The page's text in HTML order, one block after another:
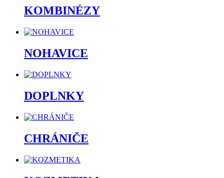
KOMBINÉZY
NOHAVICE
DOPLNKY
CHRÁNIČE